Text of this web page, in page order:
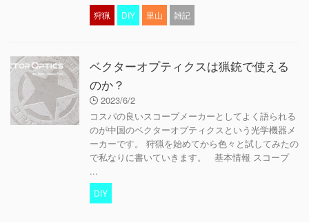
狩猟 DIY 里山 雑記
ベクターオプティクスは猟銃で使える
のか？
2023/6/2
コスパの良いスコープメーカーとしてよく語られる
のが中国のベクターオプティクスという光学機器メ
ーカーです。 狩猟を始めてから色々と試してみたの
で私なりに書いていきます。 基本情報 スコープ
...
DIY